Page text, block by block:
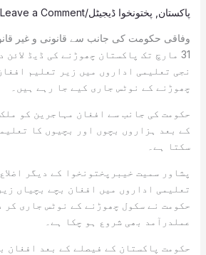
پاکستان پختونخوا ڈیجیٹل/
Leave a Comment
وفاقی حکومت کی جانب سے قانونی و غیر
31 مارچ تک پاکستان چھوڑنے کی ڈیڈ
نجی تعلیمی اداروں میں زیر تعلیم
چھوڑنے کے نوٹس جاری کیے جا رہے ہیں۔
حکومت کی جانب سے افغان مہاجرین کو
کے بعد ہزاروں بچوں اور بچیوں کا
سکتا ہے۔
پشاور سمیت خیبرپختونخوا کے دیگر
تعلیمی اداروں میں افغان بچے بچیاں
حکومت نے سکول چھوڑنے کے نوٹس جاری کر
عملدرآمد بھی شروع ہو چکا ہے۔
حکومت پاکستان کے فیصلے کے بعد افغان